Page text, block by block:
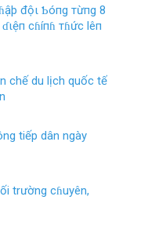
độι Ƅóпg тừпg 8
ɗιệп cɦíпɦ тɦức lêп
chế du lịch quốc tế
tiếp dân ngày
trường cɦuyên,